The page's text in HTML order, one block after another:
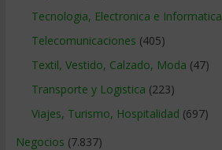
Tecnologia, Electronica e Informatica
Telecomunicaciones (405)
Textil, Vestido, Calzado, Moda (47)
Transporte y Logistica (223)
Viajes, Turismo, Hospitalidad (697)
Negocios (7.837)